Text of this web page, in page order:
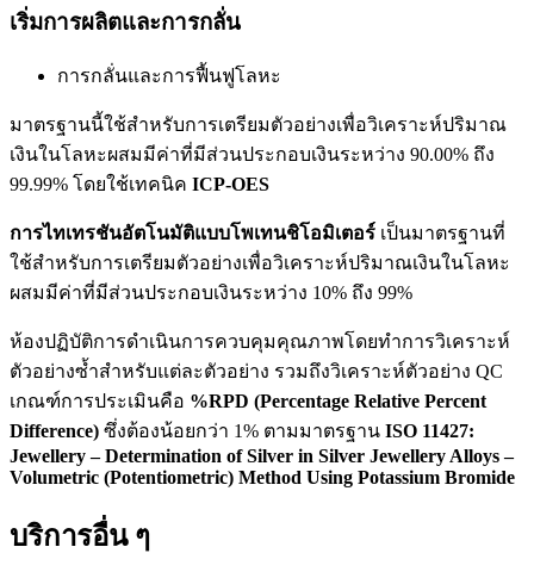
เริ่มการผลิตและการกลั่น
การกลั่นและการฟื้นฟูโลหะ
มาตรฐานนี้ใช้สำหรับการเตรียมตัวอย่างเพื่อวิเคราะห์ปริมาณ
เงินในโลหะผสมมีค่าที่มีส่วนประกอบเงินระหว่าง 90.00% ถึง
99.99% โดยใช้เทคนิค ICP-OES
การไทเทรชันอัตโนมัติแบบโพเทนชิโอมิเตอร์ เป็นมาตรฐานที่
ใช้สำหรับการเตรียมตัวอย่างเพื่อวิเคราะห์ปริมาณเงินในโลหะ
ผสมมีค่าที่มีส่วนประกอบเงินระหว่าง 10% ถึง 99%
ห้องปฏิบัติการดำเนินการควบคุมคุณภาพโดยทำการวิเคราะห์
ตัวอย่างซ้ำสำหรับแต่ละตัวอย่าง รวมถึงวิเคราะห์ตัวอย่าง QC
เกณฑ์การประเมินคือ %RPD (Percentage Relative Percent
Difference) ซึ่งต้องน้อยกว่า 1% ตามมาตรฐาน ISO 11427:
Jewellery – Determination of Silver in Silver Jewellery Alloys –
Volumetric (Potentiometric) Method Using Potassium Bromide
บริการอื่น ๆ